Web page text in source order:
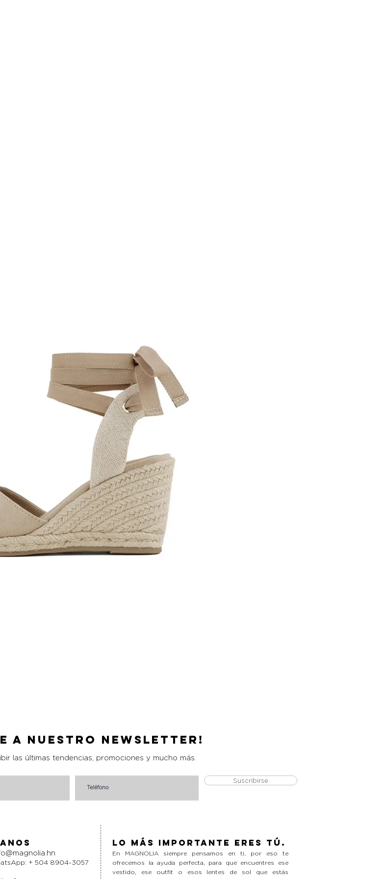
a nuestro Newsletter!
las últimas tendencias, promociones y mucho más.
Suscribirse
+ 504 8904-3057
Lo más importante eres tú.
En MAGNOLIA siempre pensamos en ti, por eso te
ofrecemos la ayuda perfecta, para que encuentres ese
vestido, ese outfit o esos lentes de sol que estás